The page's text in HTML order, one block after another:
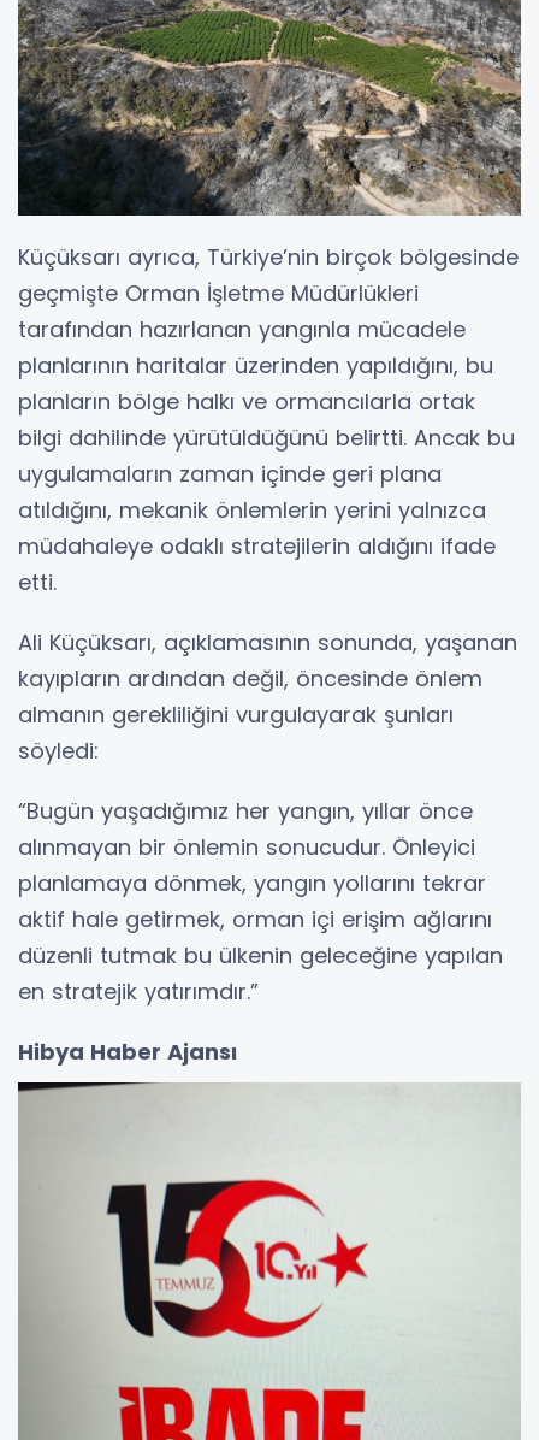
Küçüksarı ayrıca, Türkiye’nin birçok bölgesinde
geçmişte Orman İşletme Müdürlükleri
tarafından hazırlanan yangınla mücadele
planlarının haritalar üzerinden yapıldığını, bu
planların bölge halkı ve ormancılarla ortak
bilgi dahilinde yürütüldüğünü belirtti. Ancak bu
uygulamaların zaman içinde geri plana
atıldığını, mekanik önlemlerin yerini yalnızca
müdahaleye odaklı stratejilerin aldığını ifade
etti.
Ali Küçüksarı, açıklamasının sonunda, yaşanan
kayıpların ardından değil, öncesinde önlem
almanın gerekliliğini vurgulayarak şunları
söyledi:
“Bugün yaşadığımız her yangın, yıllar önce
alınmayan bir önlemin sonucudur. Önleyici
planlamaya dönmek, yangın yollarını tekrar
aktif hale getirmek, orman içi erişim ağlarını
düzenli tutmak bu ülkenin geleceğine yapılan
en stratejik yatırımdır.”
Hibya Haber Ajansı